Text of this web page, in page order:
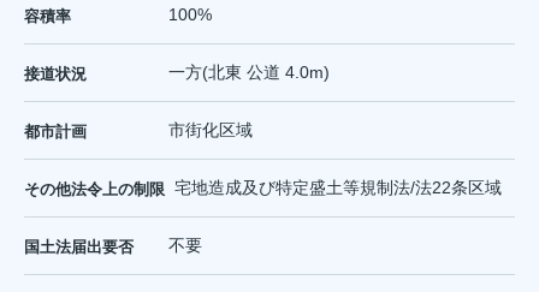
容積率 100%
接道状況 一方(北東 公道 4.0m)
都市計画 市街化区域
その他法令上の制限 宅地造成及び特定盛土等規制法/法22条区域
国土法届出要否 不要